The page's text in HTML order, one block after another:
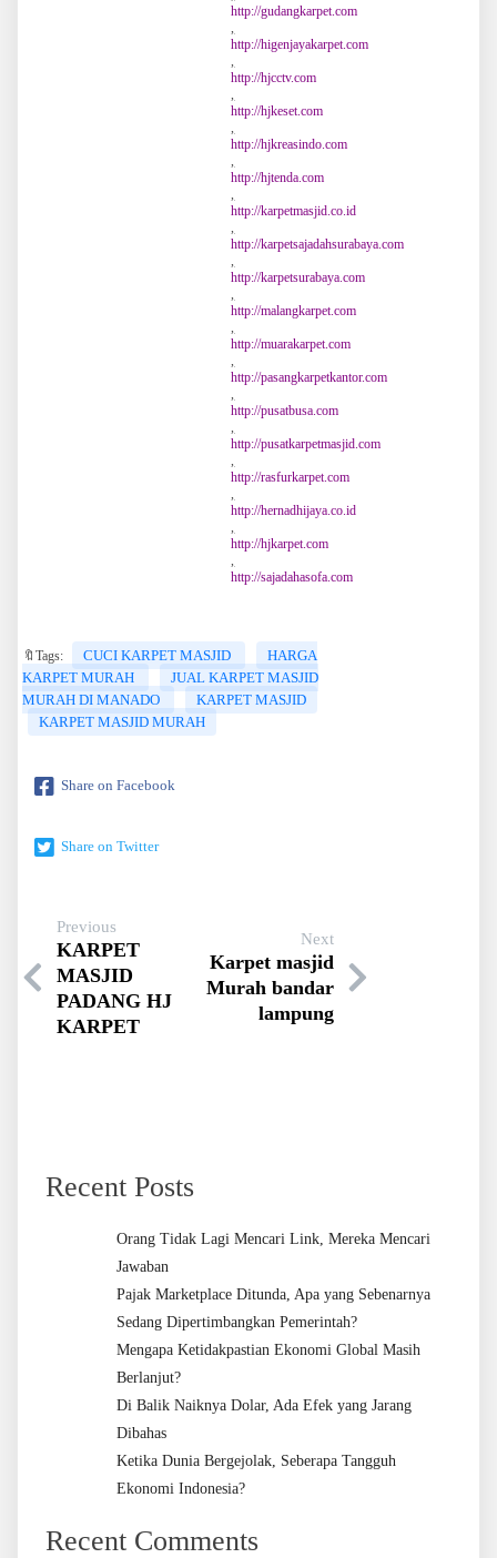
http://gudangkarpet.com
http://higenjayakarpet.com
http://hjcctv.com
http://hjkeset.com
http://hjkreasindo.com
http://hjtenda.com
http://karpetmasjid.co.id
http://karpetsajadahsurabaya.com
http://karpetsurabaya.com
http://malangkarpet.com
http://muarakarpet.com
http://pasangkarpetkantor.com
http://pusatbusa.com
http://pusatkarpetmasjid.com
http://rasfurkarpet.com
http://hernadhijaya.co.id
http://hjkarpet.com
http://sajadahasofa.com
🔖Tags: CUCI KARPET MASJID
HARGA
KARPET MURAH
JUAL KARPET MASJID
MURAH DI MANADO
KARPET MASJID
KARPET MASJID MURAH
Share on Facebook
Share on Twitter
Previous
KARPET
MASJID
PADANG HJ
KARPET
Next
Karpet masjid
Murah bandar
lampung
Recent Posts
Orang Tidak Lagi Mencari Link, Mereka Mencari
Jawaban
Pajak Marketplace Ditunda, Apa yang Sebenarnya
Sedang Dipertimbangkan Pemerintah?
Mengapa Ketidakpastian Ekonomi Global Masih
Berlanjut?
Di Balik Naiknya Dolar, Ada Efek yang Jarang
Dibahas
Ketika Dunia Bergejolak, Seberapa Tangguh
Ekonomi Indonesia?
Recent Comments